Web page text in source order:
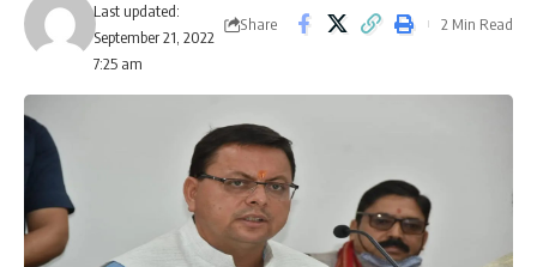
Last updated:
September 21, 2022
7:25 am
Share 2 Min Read